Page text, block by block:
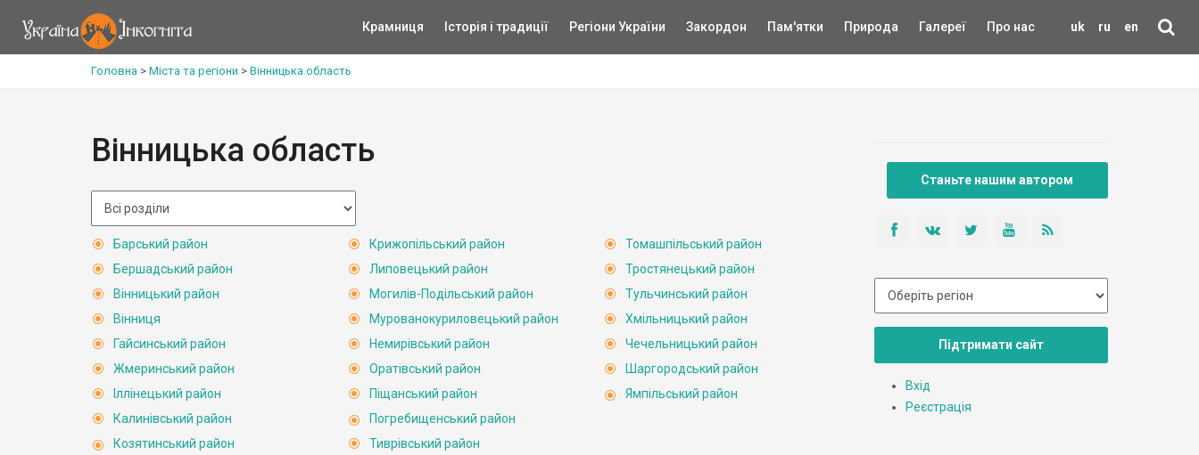
uk ru en
Крамниця Історія і традиції Регіони України Закордон Пам'ятки Природа Галереї Про нас
Головна > Міста та регіони > Вінницька область
Вінницька область
Барський район
Бершадський район
Вінницький район
Вінниця
Гайсинський район
Жмеринський район
Іллінецький район
Калинівський район
Козятинський район
Крижопільський район
Липовецький район
Могилів-Подільський район
Мурованокуриловецький район
Немирівський район
Оратівський район
Піщанський район
Погребищенський район
Тиврівський район
Томашпільський район
Тростянецький район
Тульчинський район
Хмільницький район
Чечельницький район
Шаргородський район
Ямпільський район
Станьте нашим автором
Підтримати сайт
Вхід
Реєстрація